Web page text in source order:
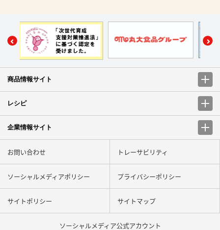
商品情報サイト
レシピ
企業情報サイト
お問い合わせ トレーサビリティ
ソーシャルメディアポリシー プライバシーポリシー
サイトポリシー サイトマップ
ソーシャルメディア公式アカウント